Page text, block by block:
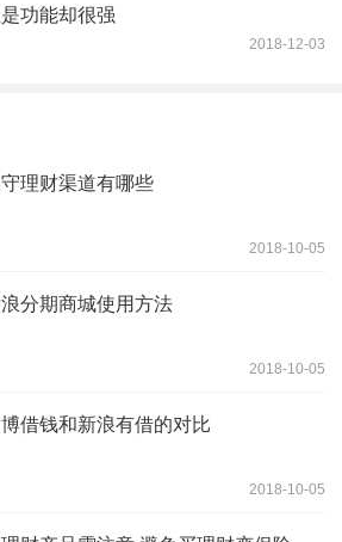
功能却很强
2018-12-03
理财渠道有哪些
2018-10-05
分期商城使用方法
2018-10-05
借钱和新浪有借的对比
2018-10-05